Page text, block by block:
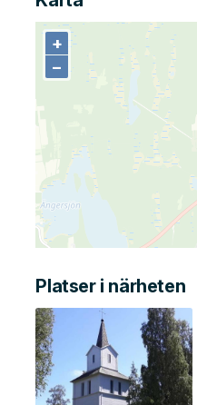
+
−
+
−
Platser i närheten